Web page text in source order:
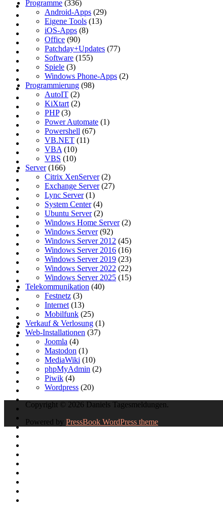
Programme (336)
Android-Apps (29)
Eigene Tools (13)
iOS-Apps (8)
Office (90)
Patchday+Updates (77)
Software (155)
Spiele (3)
Windows Phone-Apps (2)
Programmierung (98)
AutoIT (2)
KiXtart (2)
PHP(3)
Power Automate (1)
Powershell (67)
VB.NET (11)
VBA (10)
VBS (10)
Server(166)
Citrix XenServer(2)
Exchange Server(27)
Lync Server(1)
System Center(4)
Ubuntu Server(2)
Windows Home Server(2)
Windows Server(92)
Windows Server 2012 (45)
Windows Server 2016 (16)
Windows Server 2019 (23)
Windows Server 2022 (22)
Windows Server 2025 (15)
Telekommunikation (40)
Festnetz (3)
Internet (13)
Mobilfunk (25)
Verkauf & Verlosung (1)
Web-Installationen (37)
Joomla (4)
Mastodon (1)
MediaWiki (10)
phpMyAdmin (2)
Piwik (4)
Wordpress (20)
Copyright © 2026 Daniels Tagesmeldungen.
Powered by PressBook WordPress theme